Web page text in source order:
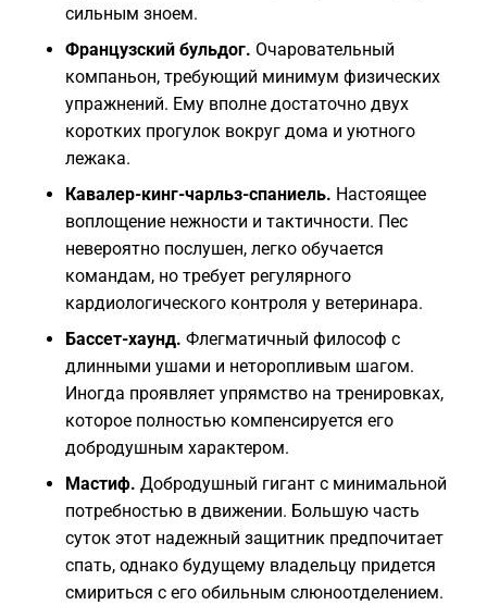
сильным зноем.
Французский бульдог. Очаровательный
компаньон, требующий минимум физических
упражнений. Ему вполне достаточно двух
коротких прогулок вокруг дома и уютного
лежака.
Кавалер-кинг-чарльз-спаниель. Настоящее
воплощение нежности и тактичности. Пес
невероятно послушен, легко обучается
командам, но требует регулярного
кардиологического контроля у ветеринара.
Бассет-хаунд. Флегматичный философ с
длинными ушами и неторопливым шагом.
Иногда проявляет упрямство на тренировках,
которое полностью компенсируется его
добродушным характером.
Мастиф. Добродушный гигант с минимальной
потребностью в движении. Большую часть
суток этот надежный защитник предпочитает
спать, однако будущему владельцу придется
смириться с его обильным слюноотделением.